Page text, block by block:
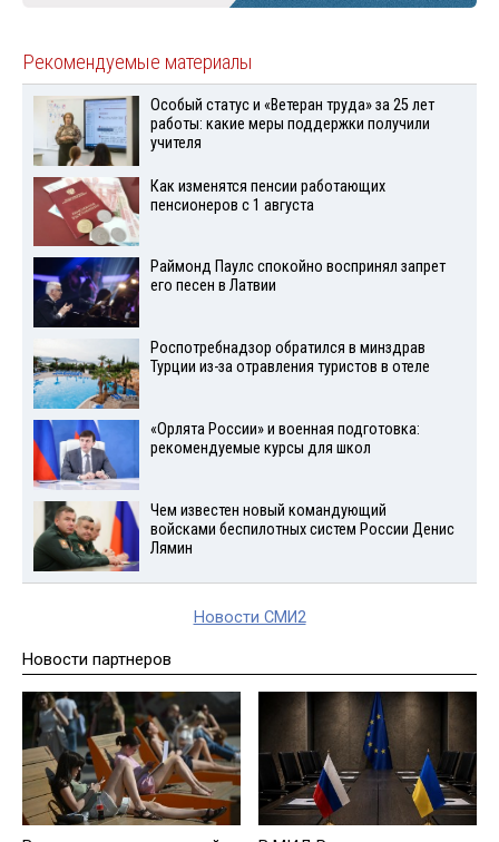
Рекомендуемые материалы
Особый статус и «Ветеран труда» за 25 лет
работы: какие меры поддержки получили
учителя
Как изменятся пенсии работающих
пенсионеров с 1 августа
Раймонд Паулс спокойно воспринял запрет
его песен в Латвии
Роспотребнадзор обратился в минздрав
Турции из-за отравления туристов в отеле
«Орлята России» и военная подготовка:
рекомендуемые курсы для школ
Чем известен новый командующий
войсками беспилотных систем России Денис
Лямин
Новости СМИ2
Новости партнеров